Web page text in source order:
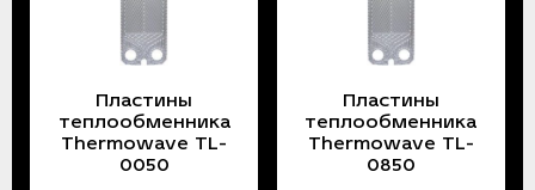
Пластины
теплообменника
Thermowave TL-
0050
Пластины
теплообменника
Thermowave TL-
0850